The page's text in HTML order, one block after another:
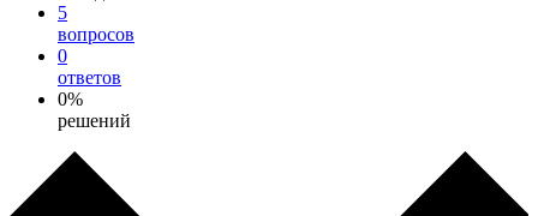
5
вопросов
0
ответов
0%
решений